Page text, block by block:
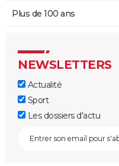
Plus de 100 ans
NEWSLETTERS
Actualité
Sport
Les dossiers d'actu